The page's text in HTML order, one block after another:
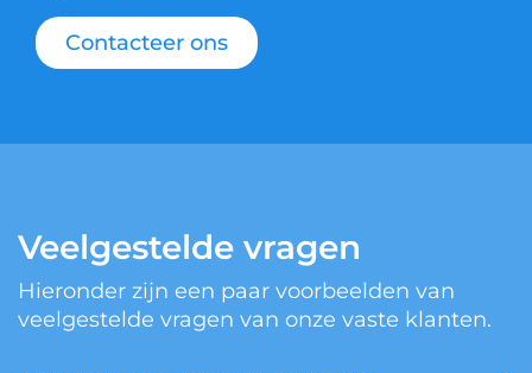
Contacteer ons
Veelgestelde vragen
Hieronder zijn een paar voorbeelden van
veelgestelde vragen van onze vaste klanten.